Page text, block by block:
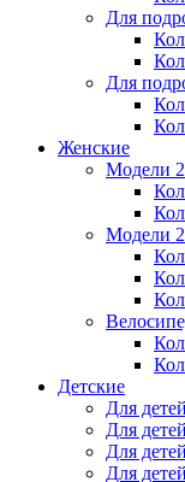
Для
Для
Женскиe
Модели
Модели
Детские
Для
Для
Для
Для